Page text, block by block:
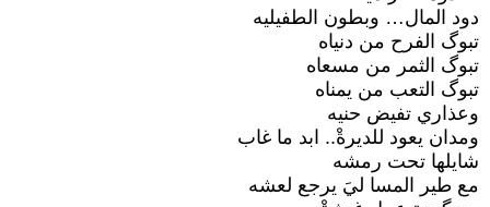
دود المال… وبطون الطفيليه
تبوگ الفرح من دنياه
تبوگ الثمر من مسعاه
تبوگ التعب من يمناه
وعذاري تفيض حنيه
ومدان يعود للديرةْ.. ابد ما غاب
شايلها تحت رمشه
مع طير المسا ليَ يرجع لعشه